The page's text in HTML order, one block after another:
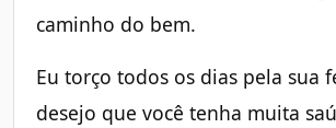
caminho do bem.
Eu torço todos os dias pela sua
desejo que você tenha muita